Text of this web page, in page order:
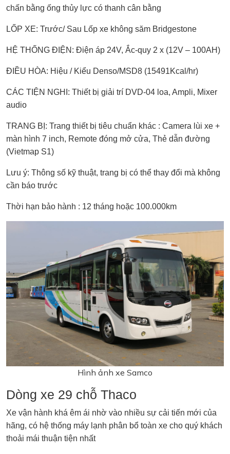
chấn bằng ống thủy lực có thanh cân bằng
LỐP XE: Trước/ Sau Lốp xe không săm Bridgestone
HỆ THỐNG ĐIỆN: Điện áp 24V, Ắc-quy 2 x (12V – 100AH)
ĐIỀU HÒA: Hiệu / Kiểu Denso/MSD8 (15491Kcal/hr)
CÁC TIỆN NGHI: Thiết bị giải trí DVD-04 loa, Ampli, Mixer
audio
TRANG BỊ: Trang thiết bị tiêu chuẩn khác : Camera lùi xe +
màn hình 7 inch, Remote đóng mở cửa, Thẻ dẫn đường
(Vietmap S1)
Lưu ý: Thông số kỹ thuật, trang bị có thể thay đổi mà không
cần báo trước
Thời hạn bảo hành : 12 tháng hoặc 100.000km
Hình ảnh xe Samco
Dòng xe 29 chỗ Thaco
Xe vận hành khá êm ái nhờ vào nhiều sự cải tiến mới của
hãng, có hệ thống máy lạnh phân bổ toàn xe cho quý khách
thoải mái thuận tiện nhất